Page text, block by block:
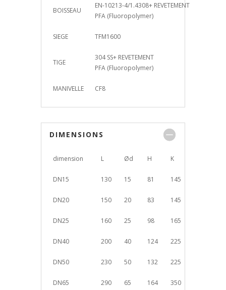
BOISSEAU
EN-10213-4/1.4308+ REVETEMENT
PFA (Fluoropolymer)
SIEGE TFM1600
TIGE
304 SS+ REVETEMENT
PFA (Fluoropolymer)
MANIVELLE CF8
DIMENSIONS
dimension L Ød H K
DN15 130 15 81 145
DN20 150 20 83 145
DN25 160 25 98 165
DN40 200 40 124 225
DN50 230 50 132 225
DN65 290 65 164 350